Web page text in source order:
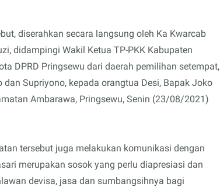
diserahkan secara langsung oleh Ka Kwarcab
didampingi Wakil Ketua TP-PKK Kabupaten
DPRD Pringsewu dari daerah pemilihan setempat,
Supriyono, kepada orangtua Desi, Bapak Joko
Ambarawa, Pringsewu, Senin (23/08/2021)
tersebut juga melakukan komunikasi dengan
merupakan sosok yang perlu diapresiasi dan
devisa, jasa dan sumbangsihnya bagi